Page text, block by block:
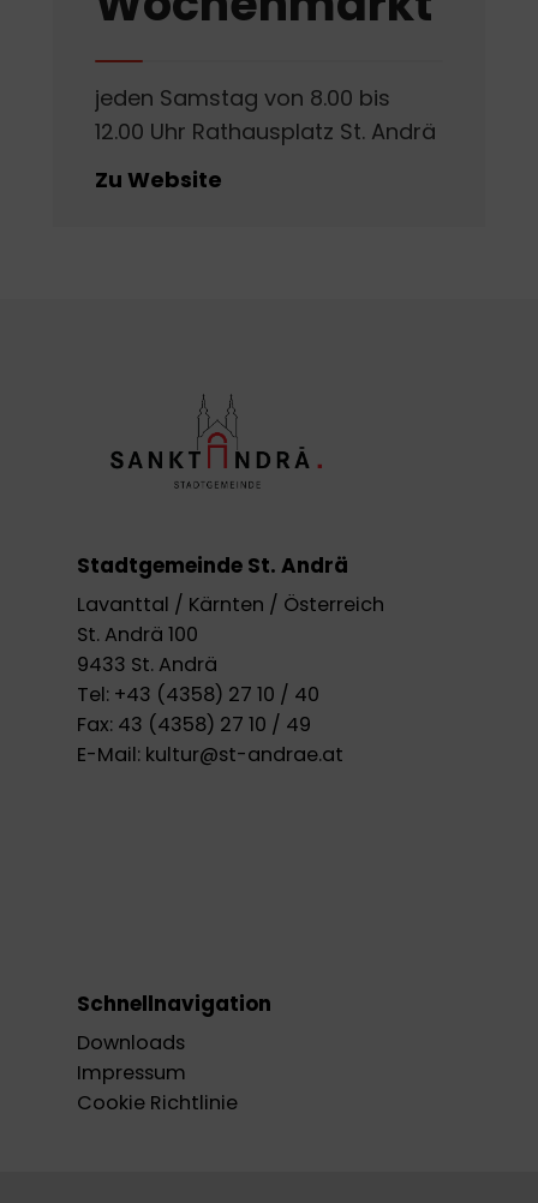
jeden Samstag von 8.00 bis
12.00 Uhr Rathausplatz St. Andrä
Zu Website
Stadtgemeinde St. Andrä
Lavanttal / Kärnten / Österreich
St. Andrä 100
9433 St. Andrä
Tel: +43 (4358) 27 10 / 40
Fax: 43 (4358) 27 10 / 49
E-Mail: kultur@st-andrae.at
Schnellnavigation
Downloads
Impressum
Cookie Richtlinie